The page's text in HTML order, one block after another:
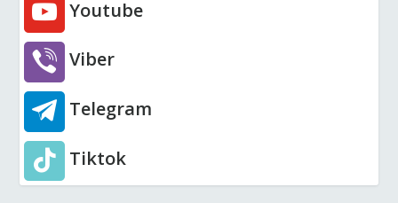
Youtube
Viber
Telegram
Tiktok